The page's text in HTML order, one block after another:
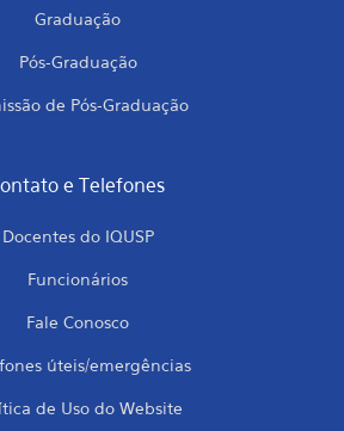
Graduação
Pós-Graduação
de Pós-Graduação
e Telefones
Docentes do IQUSP
Funcionários
Fale Conosco
úteis/emergências
de Uso do Website